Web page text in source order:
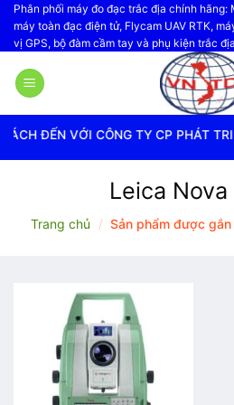
Bỏ
qua
nội
dung
Phân phối máy đo đạc trắc địa chính hãng:
máy toàn đạc điện tử, Flycam UAV RTK,
vị GPS, bộ đàm cầm tay và phụ kiện trắc địa
ĐẾN VỚI CÔNG TY CP PHÁT
Leica
Trang chủ / Sản phẩm được gắn